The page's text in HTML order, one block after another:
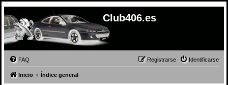
Club406.es
FAQ Identificarse
Registrarse
Inicio Índice general